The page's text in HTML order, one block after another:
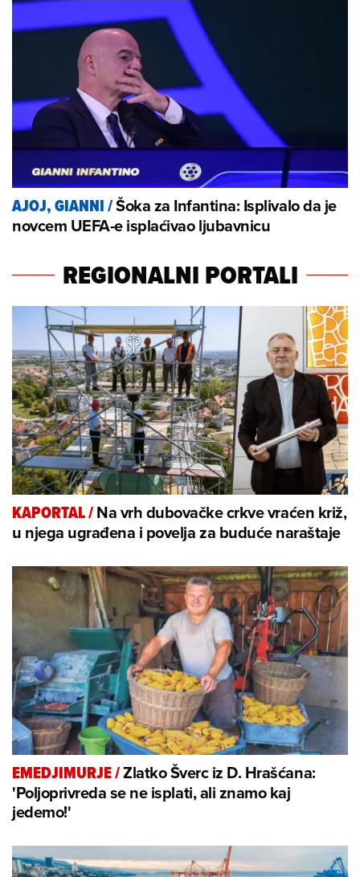
AJOJ, GIANNI/Šoka za Infantina: Isplivalo da je
novcem UEFA-e isplaćivao ljubavnicu
REGIONALNI PORTALI
KAPORTAL/Na vrh dubovačke crkve vraćen križ,
u njega ugrađena i povelja za buduće naraštaje
EMEDJIMURJE/Zlatko Šverc iz D. Hrašćana:
'Poljoprivreda se ne isplati, ali znamo kaj
jedemo!'